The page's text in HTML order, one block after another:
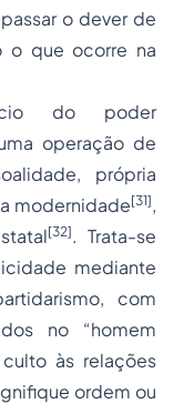
o dever de
o que ocorre na
do poder
operação de
própria
modernidade[31],
[32]. Trata-se
mediante
com
no “homem
às relações
ordem ou